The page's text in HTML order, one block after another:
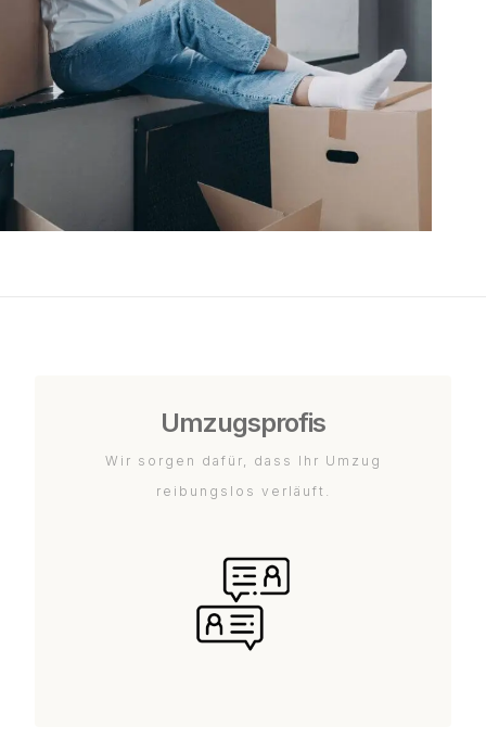
Umzugsprofis
Wir sorgen dafür, dass Ihr Umzug
reibungslos verläuft.